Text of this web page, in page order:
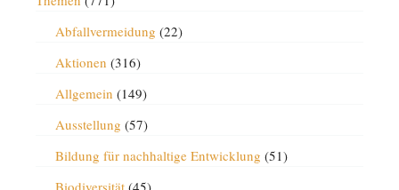
Abfallvermeidung (22)
Aktionen (316)
Allgemein (149)
Ausstellung (57)
Bildung für nachhaltige Entwicklung (51)
Biodiversität(45)